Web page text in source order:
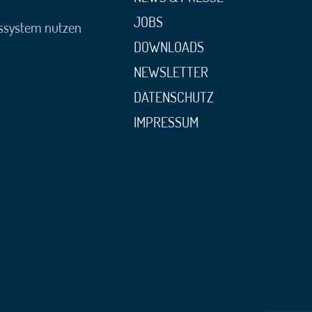
nutzen
JOBS
DOWNLOADS
NEWSLETTER
DATENSCHUTZ
IMPRESSUM